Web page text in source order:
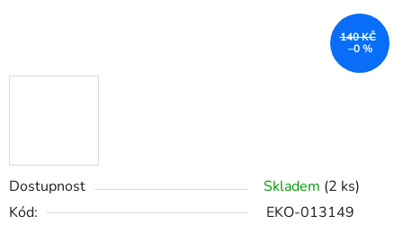
Dostupnost Skladem (2 ks)
Kód:
EKO-013149
140 KČ
–0 %